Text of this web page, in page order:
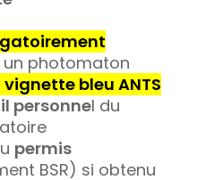
un photomaton
vignette bleu ANTS
personnel du
permis
BSR) si obtenu